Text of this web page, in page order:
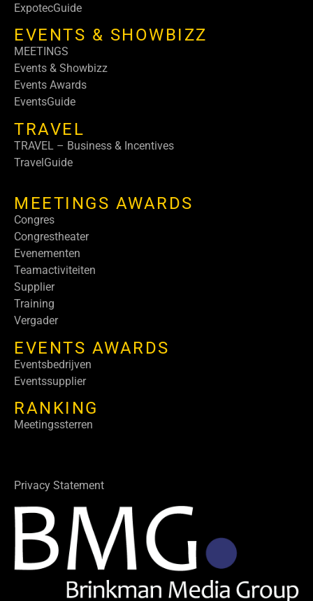
ExpotecGuide
EVENTS & SHOWBIZZ
MEETINGS
Events & Showbizz
Events Awards
EventsGuide
TRAVEL
TRAVEL – Business & Incentives
TravelGuide
MEETINGS AWARDS
Congres
Congrestheater
Evenementen
Teamactiviteiten
Supplier
Training
Vergader
EVENTS AWARDS
Eventsbedrijven
Eventssupplier
RANKING
Meetingssterren
Privacy Statement